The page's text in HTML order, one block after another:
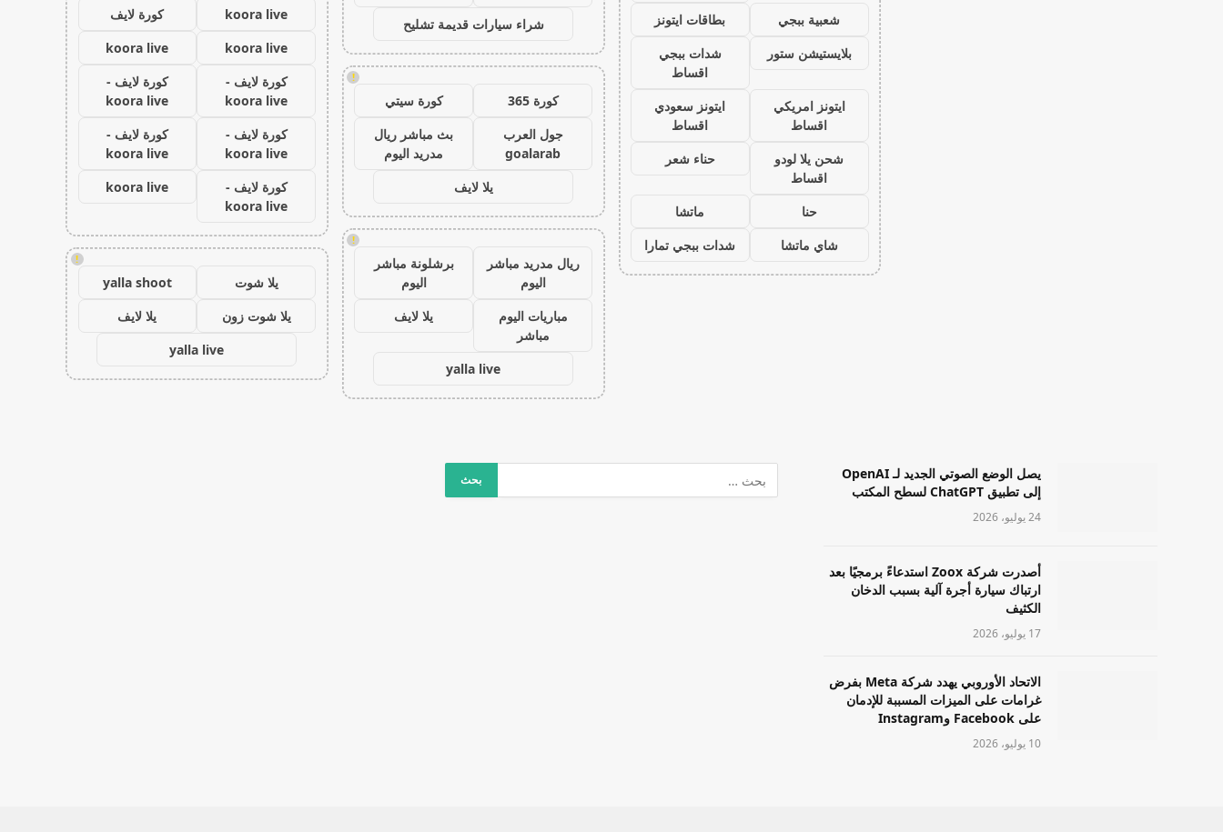
شعبية ببجي
بطاقات ايتونز
بلايستيشن ستور
شدات ببجي
اقساط
ايتونز امريكي
اقساط
ايتونز سعودي
اقساط
شحن يلا لودو
اقساط
حناء شعر
حنا
ماتشا
شاي ماتشا
شدات ببجي تمارا
شراء سيارات قديمة تشليح
!
كورة 365
كورة سيتي
جول العرب
goalarab
بث مباشر ريال
مدريد اليوم
يلا لايف
!
ريال مدريد مباشر
اليوم
برشلونة مباشر
اليوم
مباريات اليوم
مباشر
يلا لايف
yalla live
koora live
كورة لايف
koora live
koora live
كورة لايف -
koora live
كورة لايف -
koora live
كورة لايف -
koora live
كورة لايف -
koora live
كورة لايف -
koora live
koora live
!
يلا شوت
yalla shoot
يلا شوت زون
يلا لايف
yalla live
يصل الوضع الصوتي الجديد لـ OpenAI
إلى تطبيق ChatGPT لسطح المكتب
24 يوليو، 2026
أصدرت شركة Zoox استدعاءً برمجيًا بعد
ارتباك سيارة أجرة آلية بسبب الدخان
الكثيف
17 يوليو، 2026
الاتحاد الأوروبي يهدد شركة Meta بفرض
غرامات على الميزات المسببة للإدمان
على Facebook وInstagram
10 يوليو، 2026